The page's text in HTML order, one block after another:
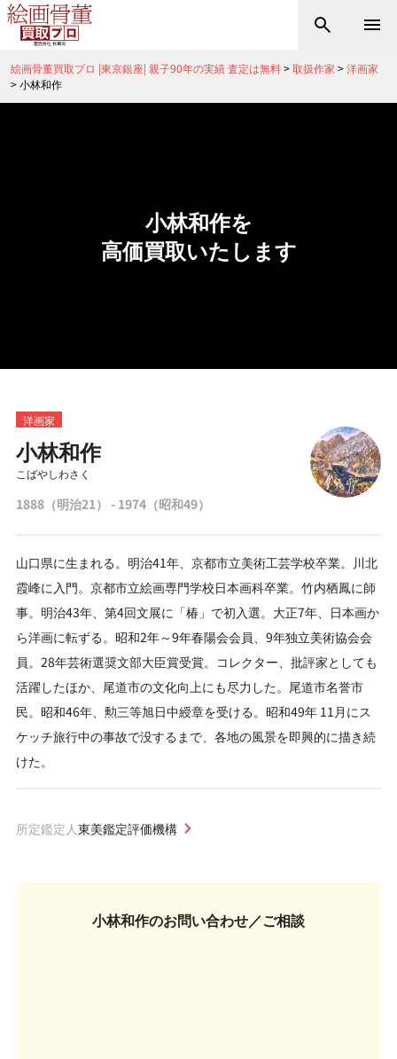
絵画骨董買取プロ |東京銀座| 親子90年の実績 査定は無料>取扱作家 >洋画家
>小林和作
小林和作を
高価買取いたします
洋画家
小林和作
こばやしわさく
1888（明治21） - 1974（昭和49）
山口県に生まれる。明治41年、京都市立美術工芸学校卒業。川北
霞峰に入門。京都市立絵画専門学校日本画科卒業。竹内栖鳳に師
事。明治43年、第4回文展に「椿」で初入選。大正7年、日本画か
ら洋画に転ずる。昭和2年～9年春陽会会員、9年独立美術協会会
員。28年芸術選奨文部大臣賞受賞。コレクター、批評家としても
活躍したほか、尾道市の文化向上にも尽力した。尾道市名誉市
民。昭和46年、勲三等旭日中綬章を受ける。昭和49年 11月にス
ケッチ旅行中の事故で没するまで、各地の風景を即興的に描き続
けた。
所定鑑定人東美鑑定評価機構
小林和作のお問い合わせ／ご相談